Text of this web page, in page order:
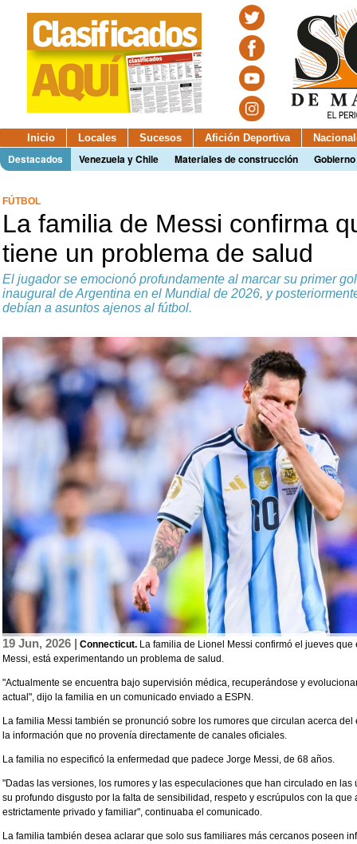
Inicio Locales Sucesos Afición Deportiva
Destacados Venezuela y Chile Materiales de construcción
FÚTBOL
La familia de Messi confirma
tiene un problema de salud
El jugador se emocionó profundamente al marcar su primer
inaugural de Argentina en el Mundial de 2026, y
debían a asuntos ajenos al fútbol.
19 Jun, 2026 | Connecticut. La familia de Lionel Messi confirmó el jueves
Messi, está experimentando un problema de salud.
"Actualmente se encuentra bajo supervisión médica, recuperándose y
actual", dijo la familia en un comunicado enviado a ESPN.
La familia Messi también se pronunció sobre los rumores que circulan acerca
la información que no provenía directamente de canales oficiales.
La familia no especificó la enfermedad que padece Jorge Messi, de 68 años.
"Dadas las versiones, los rumores y las especulaciones que han circulado en
su profundo disgusto por la falta de sensibilidad, respeto y escrúpulos con la
estrictamente privado y familiar", continuaba el comunicado.
La familia también desea aclarar que solo sus familiares más cercanos poseen